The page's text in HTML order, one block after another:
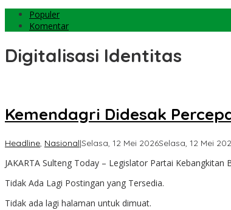
Populer
Komentar
Digitalisasi Identitas
Kemendagri Didesak
Headline, Nasional|Selasa, 12 Mei 2026Selasa, 12 Mei
JAKARTA Sulteng Today – Legislator Partai Kebangkitan
Tidak Ada Lagi Postingan yang Tersedia.
Tidak ada lagi halaman untuk dimuat.